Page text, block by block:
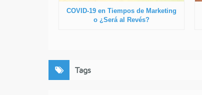
COVID-19 en Tiempos de Marketing
o ¿Será al Revés?
Tags